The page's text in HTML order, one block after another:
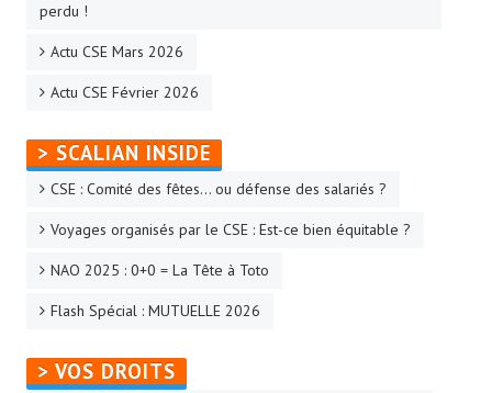
perdu !
Actu CSE Mars 2026
Actu CSE Février 2026
> SCALIAN INSIDE
CSE : Comité des fêtes… ou défense des salariés ?
Voyages organisés par le CSE : Est-ce bien équitable ?
NAO 2025 : 0+0 = La Tête à Toto
Flash Spécial : MUTUELLE 2026
> VOS DROITS